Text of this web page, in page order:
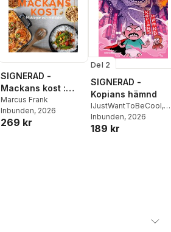
SIGNERAD -
Mackans kost :
Middagar och
matlådor
Marcus Frank
Inbunden, 2026
269 kr
Del 2
SIGNERAD -
Kopians hämnd
IJustWantToBeCool,
Joel Adolphson
Ejdemo Beer
Inbunden, 2026
189 kr